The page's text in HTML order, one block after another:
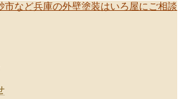
市など兵庫の外壁塗装はいろ屋にご相談